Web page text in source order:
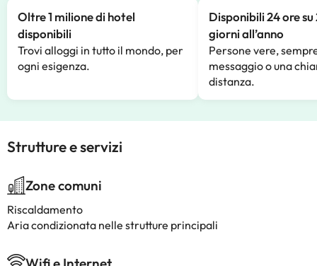
Oltre 1 milione di hotel
disponibili
Trovi alloggi in tutto il mondo, per
ogni esigenza.
Disponibili 24 ore su
giorni all’anno
Persone vere,
messaggio o una
distanza.
Strutture e servizi
Zone comuni
Riscaldamento
Aria condizionata nelle strutture principali